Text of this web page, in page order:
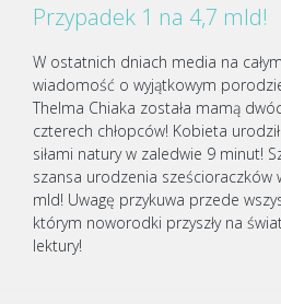
Przypadek 1 na 4,7 mld!
W ostatnich dniach media na
wiadomość o wyjątkowym
Thelma Chiaka została mamą
czterech chłopców! Kobieta
siłami natury w zaledwie 9 minut!
szansa urodzenia sześcioraczków
mld! Uwagę przykuwa przede
którym noworodki przyszły na
lektury!